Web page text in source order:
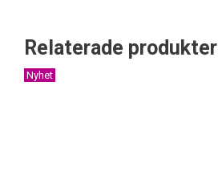
Relaterade produkter
Nyhet